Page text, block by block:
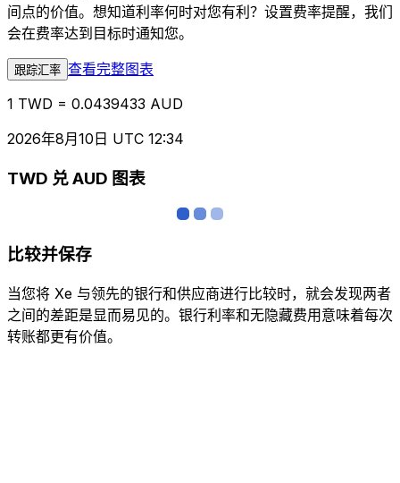
间点的价值。想知道利率何时对您有利？设置费率提醒，我们
会在费率达到目标时通知您。
跟踪汇率 查看完整图表
1 TWD = 0.0439433 AUD
2026年8月10日 UTC 12:34
TWD 兑 AUD 图表
比较并保存
当您将 Xe 与领先的银行和供应商进行比较时，就会发现两者
之间的差距是显而易见的。银行利率和无隐藏费用意味着每次
转账都更有价值。